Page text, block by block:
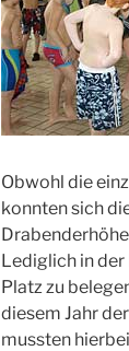
Obwohl die
konnten sich
Lediglich in der
Platz zu
diesem Jahr
mussten